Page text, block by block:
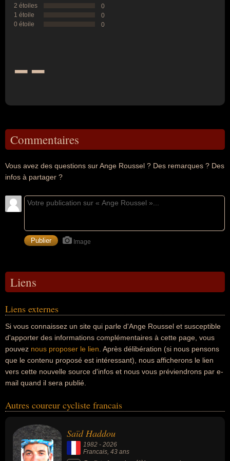
2 étoiles
0
1 étoile
0
0 étoile
0
--
Commentaires
Vous avez des questions sur Ange Roussel ? Des remarques ? Des
infos à partager ?
Image
Liens
Liens externes
Si vous connaissez un site qui parle d'Ange Roussel et susceptible
d'apporter des informations complémentaires à cette page, vous
pouvez nous proposer le lien . Après délibération (si nous pensons
que le contenu proposé est intéressant), nous afficherons le lien
vers cette nouvelle source d'infos et nous vous préviendrons par e-
mail quand il sera publié.
Autres coureur cycliste francais
Saïd Haddou
1982 - 2026
Francais, 43 ans